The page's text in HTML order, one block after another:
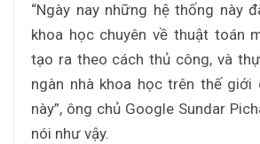
“Ngày nay những hệ thống này
khoa học chuyên về thuật toán
tạo ra theo cách thủ công, và
ngàn nhà khoa học trên thế giới
này”, ông chủ Google Sundar
nói như vậy.